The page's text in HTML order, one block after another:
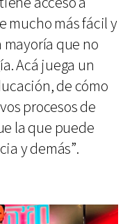
mucho más fácil y
que no
Acá juega un
de cómo
procesos de
la que puede
y demás”.